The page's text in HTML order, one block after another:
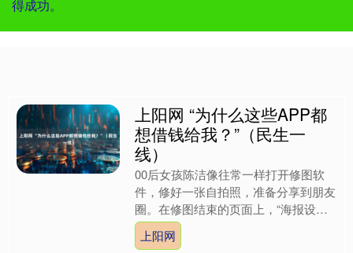
得成功。
上阳网 “为什么这些APP都
想借钱给我？”（民生一
线）
00后女孩陈洁像往常一样打开修图软
件，修好一张自拍照，准备分享到朋友
圈。在修图结束的页面上，“海报设
计”和“帮我修图”之间，一个陌生选项映
入眼帘——“借钱”。她....
上阳网